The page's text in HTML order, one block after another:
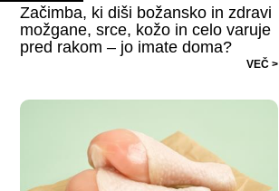
Začimba, ki diši božansko in zdravi
možgane, srce, kožo in celo varuje
pred rakom – jo imate doma?
VEČ >